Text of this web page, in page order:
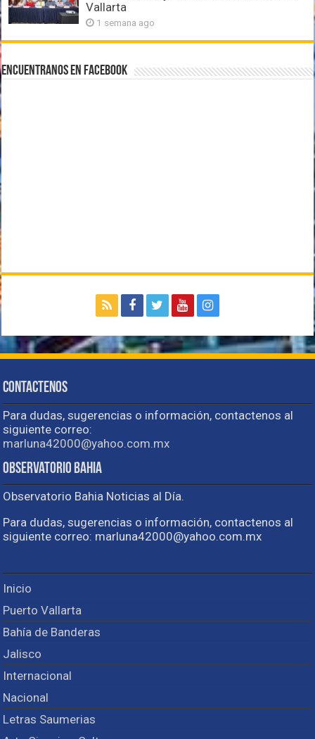
Vallarta
1 semana ago
Encuentranos en Facebook
Contactenos
Para dudas, sugerencias o información, contactenos al
siguiente correo:
marluna42000@yahoo.com.mx
Observatorio Bahia
Observatorio Bahia Noticias al Día.
Para dudas, sugerencias o información, contactenos al
siguiente correo: marluna42000@yahoo.com.mx
Inicio
Puerto Vallarta
Bahía de Banderas
Jalisco
Internacional
Nacional
Letras Saumerias